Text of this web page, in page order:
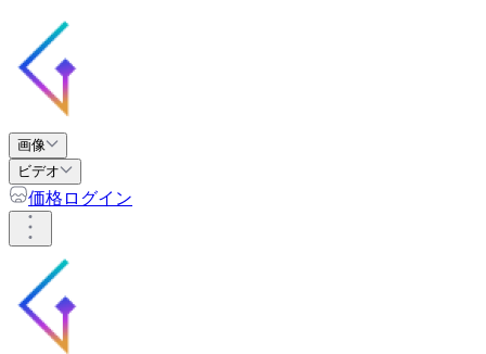
画像
ビデオ
価格 ログイン